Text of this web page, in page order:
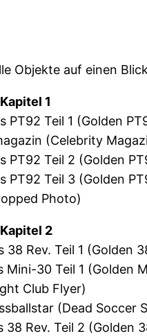
Objekte auf einen
1
PT92 Teil 1 (Golden
(Celebrity
PT92 Teil 2 (Golden
PT92 Teil 3 (Golden
Photo)
2
38 Rev. Teil 1 (Golden
Mini-30 Teil 1 (Golden
Club Flyer)
(Dead Soccer
38 Rev. Teil 2 (Golden